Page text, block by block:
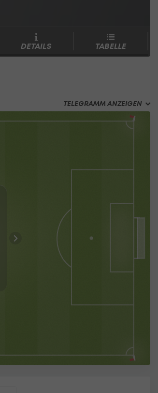
DETAILS TABELLE
TELEGRAMM ANZEIGEN
Mäßig
Kapazität